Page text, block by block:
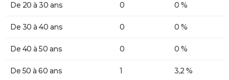
De 20 à 30 ans 0 0 %
De 30 à 40 ans 0 0 %
De 40 à 50 ans 0 0 %
De 50 à 60 ans 1 3,2 %